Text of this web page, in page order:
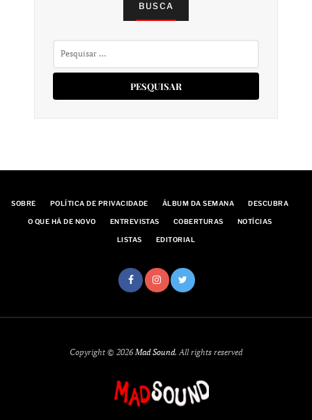
BUSCA
SOBRE POLÍTICA DE PRIVACIDADE ÁLBUM DA SEMANA DESCUBRA
O QUE HÁ DE NOVO ENTREVISTAS COBERTURAS NOTÍCIAS
LISTAS EDITORIAL
Copyright © 2026Mad Sound. All rights reserved